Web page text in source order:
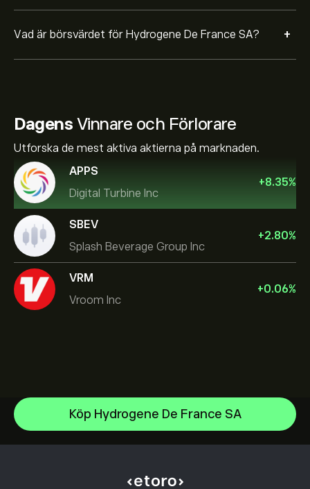
Vad är börsvärdet för Hydrogene De France SA? +
Dagens Vinnare och Förlorare
Utforska de mest aktiva aktierna på marknaden.
APPS
Digital Turbine Inc
+8.35%
SBEV
Splash Beverage Group Inc
+2.80%
VRM
Vroom Inc
+0.06%
Köp Hydrogene De France SA
NVIDIA Corporation
Amazon.com Inc